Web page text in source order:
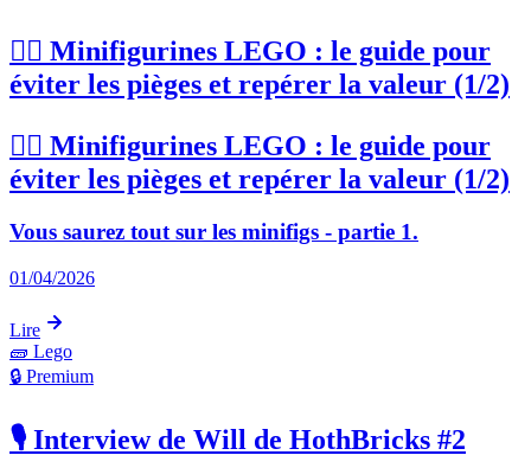
🦸‍♂️ Minifigurines LEGO : le guide pour
éviter les pièges et repérer la valeur (1/2)
🦸‍♂️ Minifigurines LEGO : le guide pour
éviter les pièges et repérer la valeur (1/2)
Vous saurez tout sur les minifigs - partie 1.
01/04/2026
Lire
🧱 Lego
🔒 Premium
🎙️ Interview de Will de HothBricks #2